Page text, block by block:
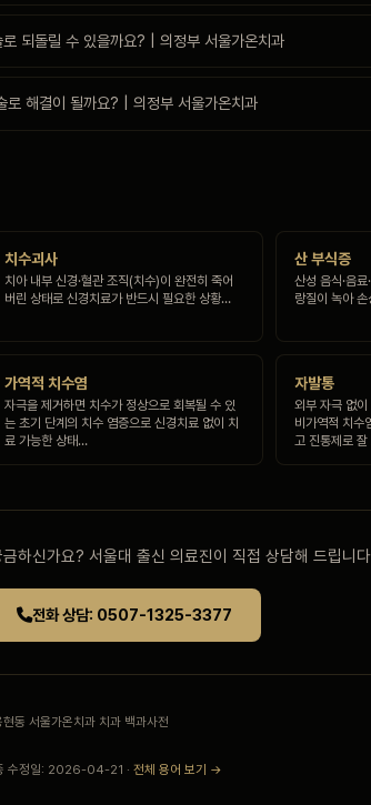
되돌릴 수 있을까요? | 의정부 서울가온치과
로 해결이 될까요? | 의정부 서울가온치과
치수괴사
치아 내부 신경·혈관 조직(치수)이 완전히 죽어
버린 상태로 신경치료가 반드시 필요한 상황…
산 부식증
산성 음식·음
랑질이 녹아
가역적 치수염
자극을 제거하면 치수가 정상으로 회복될 수 있
는 초기 단계의 치수 염증으로 신경치료 없이 치
료 가능한 상태…
자발통
외부 자극 없
비가역적 치수
고 진통제로
하신가요? 서울대 출신 의료진이 직접 상담해 드립니
전화 상담: 0507-1325-3377
동 서울가온치과 치과 백과사전
수정일: 2026-04-21 · 전체 용어 보기 →